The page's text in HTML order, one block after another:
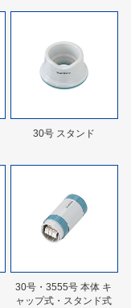
30号 スタンド
30号・3555号 本体 キ
ャップ式・スタンド式